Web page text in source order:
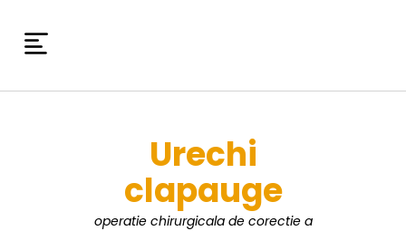
Urechi
clapauge
operatie chirurgicala de corectie a